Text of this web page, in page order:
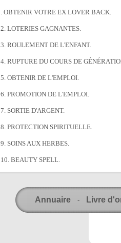
. OBTENIR VOTRE EX LOVER BACK.
2. LOTERIES GAGNANTES.
3. ROULEMENT DE L'ENFANT.
4. RUPTURE DU COURS DE
5. OBTENIR DE L'EMPLOI.
6. PROMOTION DE L'EMPLOI.
7. SORTIE D'ARGENT.
8. PROTECTION SPIRITUELLE.
9. SOINS AUX HERBES.
10. BEAUTY SPELL.
Annuaire - Livre